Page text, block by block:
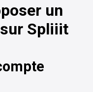
un
Spliiit